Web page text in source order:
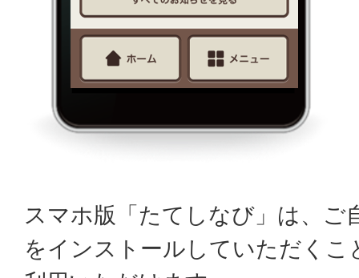
スマホ版「たてしなび」は、ご
をインストールしていただく